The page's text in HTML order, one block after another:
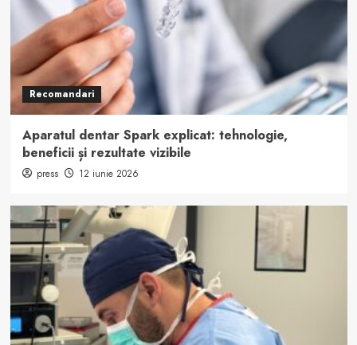
Recomandari
Aparatul dentar Spark explicat: tehnologie,
beneficii și rezultate vizibile
press 12 iunie 2026